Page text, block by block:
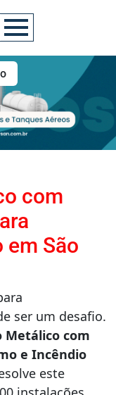
com
em São
ser um desafio.
Metálico com
e Incêndio
este